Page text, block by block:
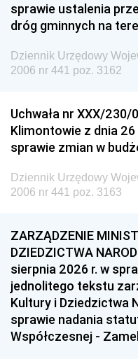
sprawie ustalenia
dróg gminnych na
Dziennik Urzędowy
2006 nr 441 poz. 3162
Uchwała nr XXX/230/
Klimontowie z dnia
sprawie zmian w
Dziennik Urzędowy
2006 nr 441 poz. 3163
ZARZĄDZENIE
DZIEDZICTWA
sierpnia 2026 r. w
jednolitego tekstu
Kultury i Dziedzictwa
sprawie nadania
Współczesnej -